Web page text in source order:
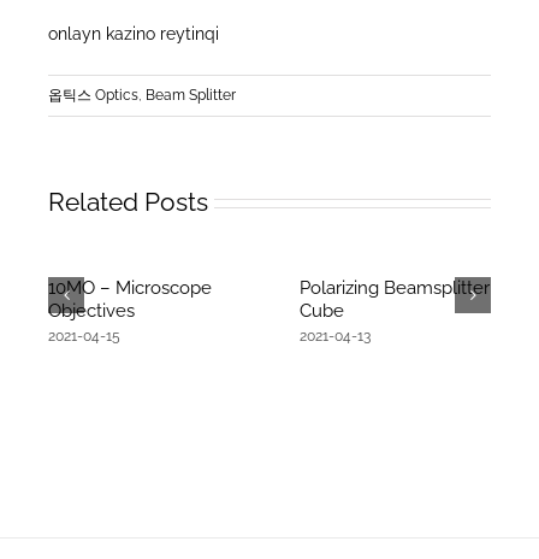
onlayn kazino reytinqi
옵틱스 Optics, Beam Splitter
Related Posts
10MO – Microscope
Objectives
2021-04-15
Polarizing Beamsplitter
Cube
2021-04-13